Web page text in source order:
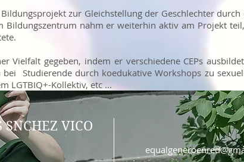
zur Gleichstellung der Geschlechter durch
Bildungszentrum nahm er weiterhin aktiv am Projekt
Vielfalt gegeben, indem er verschiedene CEPs
Studierende durch koedukative Workshops zu
LGTBIQ+-Kollektiv, etc ...
SNCHEZ VICO